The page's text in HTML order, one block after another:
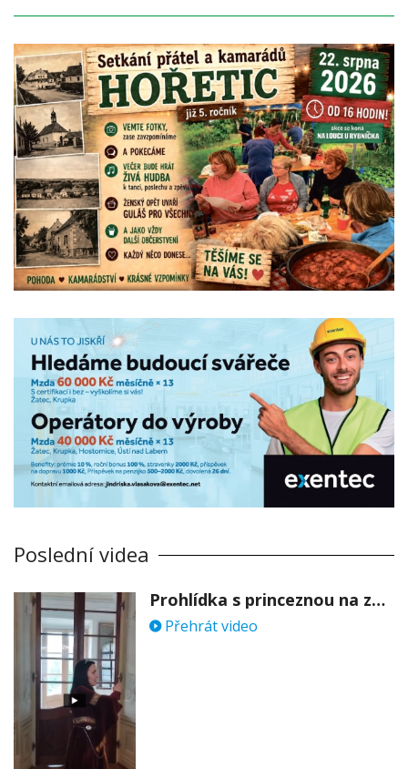
Poslední videa
Prohlídka s princeznou na zámku Stekník
Přehrát video